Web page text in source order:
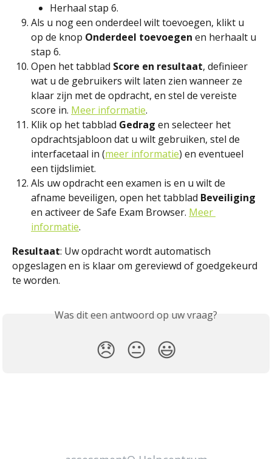
Herhaal stap 6.
Als u nog een onderdeel wilt toevoegen, klikt u
op de knop Onderdeel toevoegen en herhaalt u
stap 6.
Open het tabblad Score en resultaat, definieer
wat u de gebruikers wilt laten zien wanneer ze
klaar zijn met de opdracht, en stel de vereiste
score in. Meer informatie.
Klik op het tabblad Gedrag en selecteer het
opdrachtsjabloon dat u wilt gebruiken, stel de
interfacetaal in (meer informatie) en eventueel
een tijdslimiet.
Als uw opdracht een examen is en u wilt de
afname beveiligen, open het tabblad Beveiliging
en activeer de Safe Exam Browser. Meer
informatie.
Resultaat: Uw opdracht wordt automatisch
opgeslagen en is klaar om gereviewd of goedgekeurd
te worden.
Was dit een antwoord op uw vraag?
😞 😐 😃